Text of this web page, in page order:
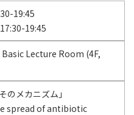
19:45
19:45
Lecture Room (4F,
のメカニズム」
spread of antibiotic